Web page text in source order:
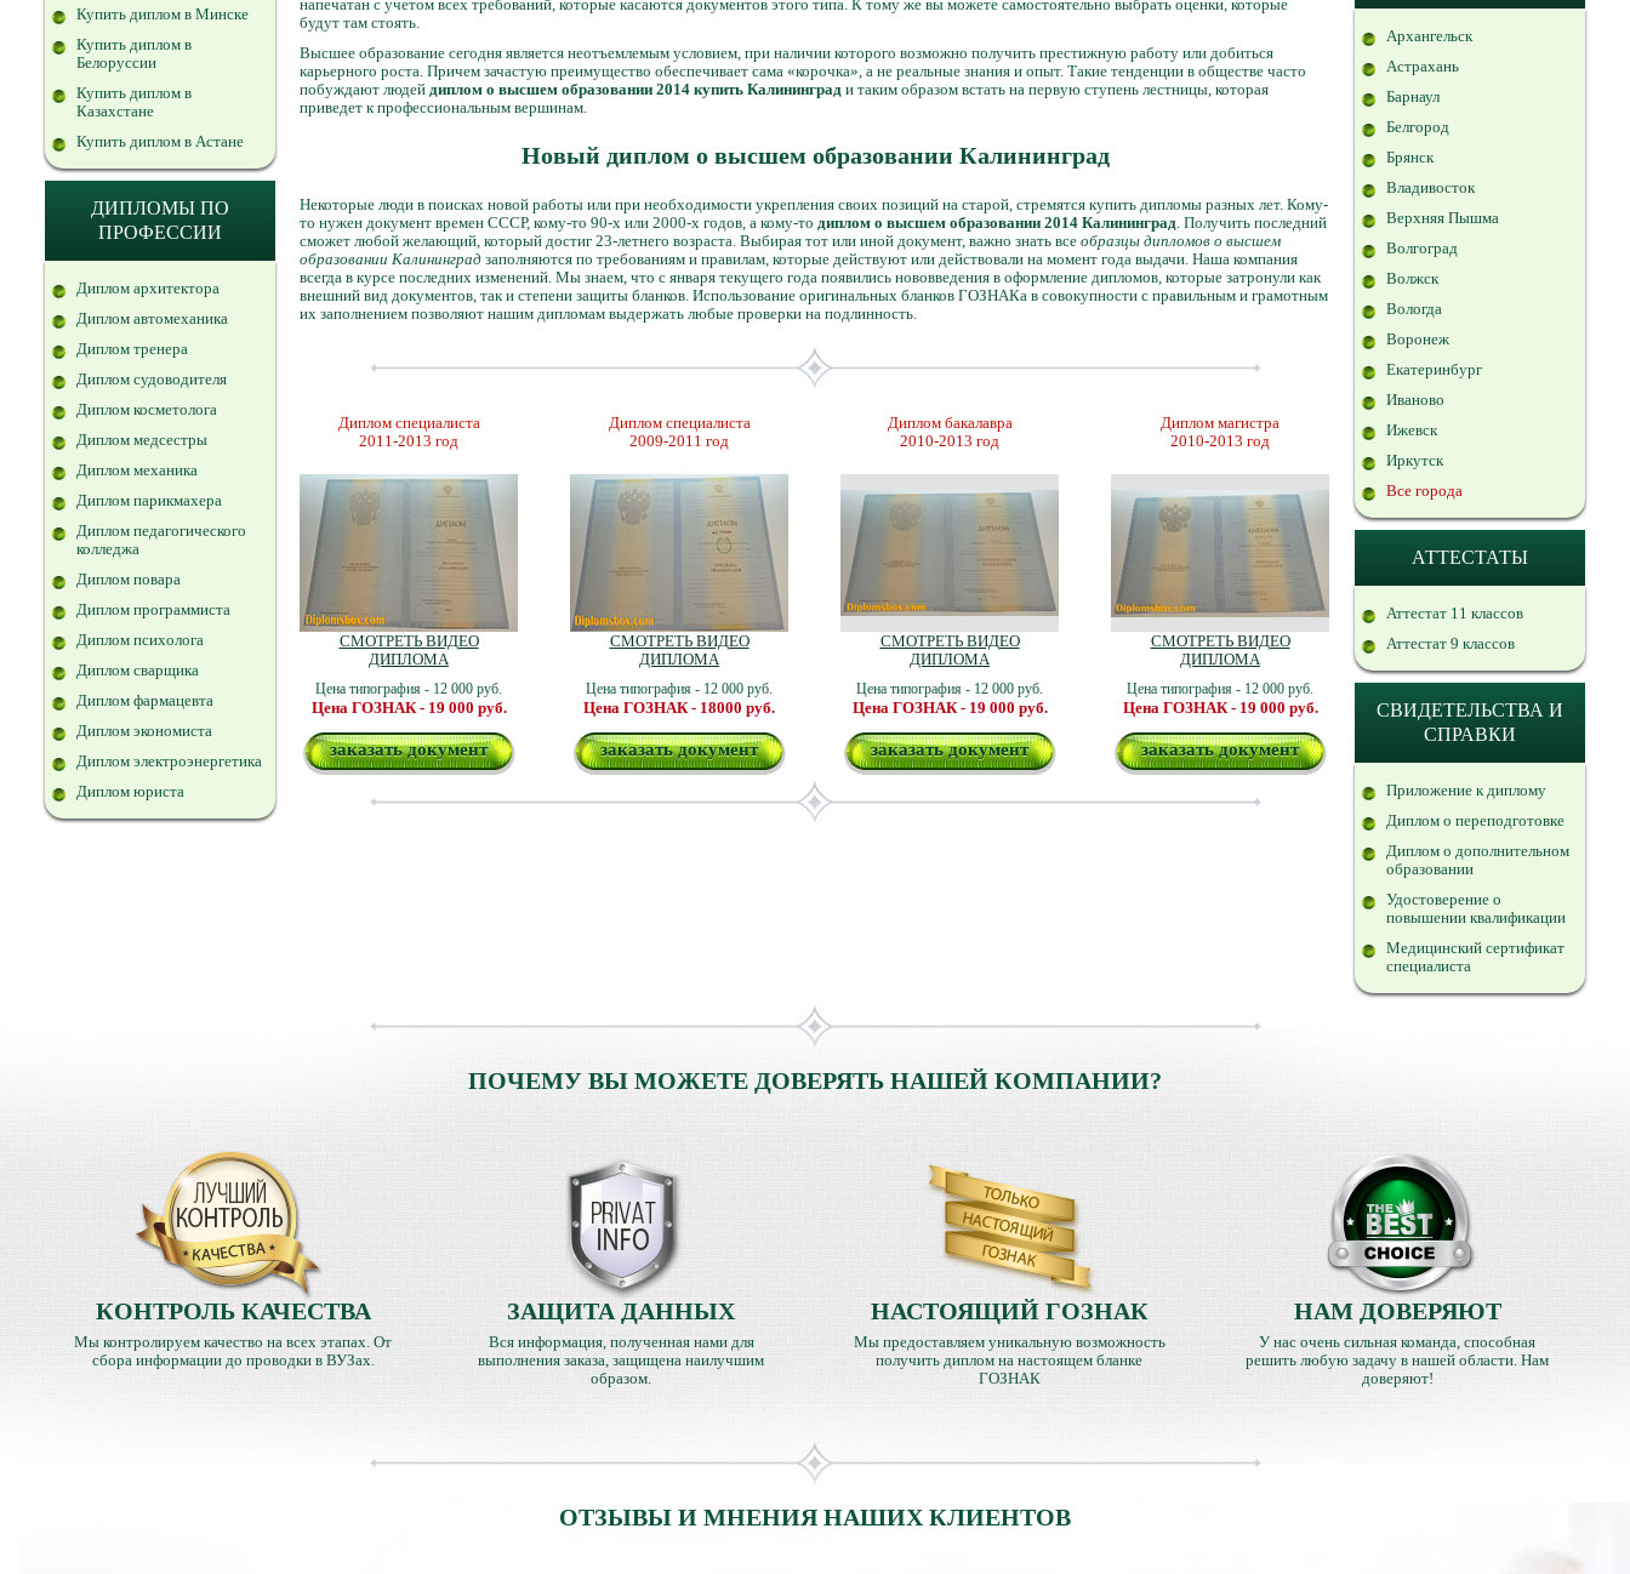
Купить диплом в Минске
Купить диплом в
Белоруссии
Купить диплом в
Казахстане
Купить диплом в Астане
ДИПЛОМЫ ПО
ПРОФЕССИИ
Диплом архитектора
Диплом автомеханика
Диплом тренера
Диплом судоводителя
Диплом косметолога
Диплом медсестры
Диплом механика
Диплом парикмахера
Диплом педагогического
колледжа
Диплом повара
Диплом программиста
Диплом психолога
Диплом сварщика
Диплом фармацевта
Диплом экономиста
Диплом электроэнергетика
Диплом юриста
напечатан с учетом всех требований, которые касаются документов этого типа. К тому же вы можете самостоятельно выбрать оценки, которые
будут там стоять.
Высшее образование сегодня является неотъемлемым условием, при наличии которого возможно получить престижную работу или добиться
карьерного роста. Причем зачастую преимущество обеспечивает сама «корочка», а не реальные знания и опыт. Такие тенденции в обществе часто
побуждают людей диплом о высшем образовании 2014 купить Калининград и таким образом встать на первую ступень лестницы, которая
приведет к профессиональным вершинам.
Новый диплом о высшем образовании Калининград
Некоторые люди в поисках новой работы или при необходимости укрепления своих позиций на старой, стремятся купить дипломы разных лет. Кому-
то нужен документ времен СССР, кому-то 90-х или 2000-х годов, а кому-то диплом о высшем образовании 2014 Калининград. Получить последний
сможет любой желающий, который достиг 23-летнего возраста. Выбирая тот или иной документ, важно знать все образцы дипломов о высшем
образовании Калининград заполняются по требованиям и правилам, которые действуют или действовали на момент года выдачи. Наша компания
всегда в курсе последних изменений. Мы знаем, что с января текущего года появились нововведения в оформление дипломов, которые затронули как
внешний вид документов, так и степени защиты бланков. Использование оригинальных бланков ГОЗНАКа в совокупности с правильным и грамотным
их заполнением позволяют нашим дипломам выдержать любые проверки на подлинность.
Диплом специалиста
2011-2013 год
СМОТРЕТЬ ВИДЕО
ДИПЛОМА
Цена типография - 12 000 руб.
Цена ГОЗНАК - 19 000 руб.
заказать документ
Диплом специалиста
2009-2011 год
СМОТРЕТЬ ВИДЕО
ДИПЛОМА
Цена типография - 12 000 руб.
Цена ГОЗНАК - 18000 руб.
заказать документ
Диплом бакалавра
2010-2013 год
СМОТРЕТЬ ВИДЕО
ДИПЛОМА
Цена типография - 12 000 руб.
Цена ГОЗНАК - 19 000 руб.
заказать документ
Диплом магистра
2010-2013 год
СМОТРЕТЬ ВИДЕО
ДИПЛОМА
Цена типография - 12 000 руб.
Цена ГОЗНАК - 19 000 руб.
заказать документ
Архангельск
Астрахань
Барнаул
Белгород
Брянск
Владивосток
Верхняя Пышма
Волгоград
Волжск
Вологда
Воронеж
Екатеринбург
Иваново
Ижевск
Иркутск
Все города
АТТЕСТАТЫ
Аттестат 11 классов
Аттестат 9 классов
СВИДЕТЕЛЬСТВА И
СПРАВКИ
Приложение к диплому
Диплом о переподготовке
Диплом о дополнительном
образовании
Удостоверение о
повышении квалификации
Медицинский сертификат
специалиста
ПОЧЕМУ ВЫ МОЖЕТЕ ДОВЕРЯТЬ НАШЕЙ КОМПАНИИ?
КОНТРОЛЬ КАЧЕСТВА
Мы контролируем качество на всех этапах. От
сбора информации до проводки в ВУЗах.
ЗАЩИТА ДАННЫХ
Вся информация, полученная нами для
выполнения заказа, защищена наилучшим
образом.
НАСТОЯЩИЙ ГОЗНАК
Мы предоставляем уникальную возможность
получить диплом на настоящем бланке
ГОЗНАК
НАМ ДОВЕРЯЮТ
У нас очень сильная команда, способная
решить любую задачу в нашей области. Нам
доверяют!
ОТЗЫВЫ И МНЕНИЯ НАШИХ КЛИЕНТОВ